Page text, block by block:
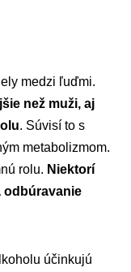
medzi ľuďmi.
než muži, aj
. Súvisí to s
metabolizmom.
rolu. Niektorí
odbúravanie
účinkujú